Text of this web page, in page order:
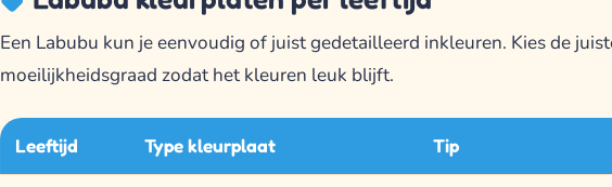
Een Labubu kun je eenvoudig of juist gedetailleerd inkleuren. Kies de
moeilijkheidsgraad zodat het kleuren leuk blijft.
Leeftijd Type kleurplaat Tip